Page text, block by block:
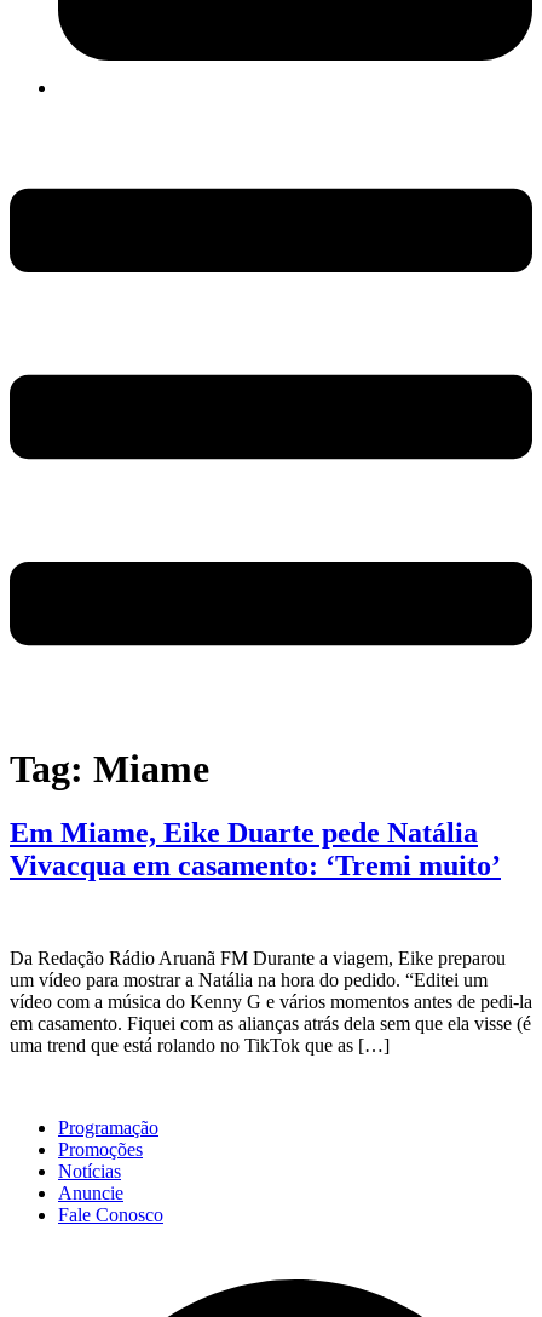
Tag: Miame
Em Miame, Eike Duarte pede Natália
Vivacqua em casamento: ‘Tremi muito’
Da Redação Rádio Aruanã FM Durante a viagem, Eike preparou
um vídeo para mostrar a Natália na hora do pedido. “Editei um
vídeo com a música do Kenny G e vários momentos antes de pedi-la
em casamento. Fiquei com as alianças atrás dela sem que ela visse (é
uma trend que está rolando no TikTok que as […]
Programação
Promoções
Notícias
Anuncie
Fale Conosco